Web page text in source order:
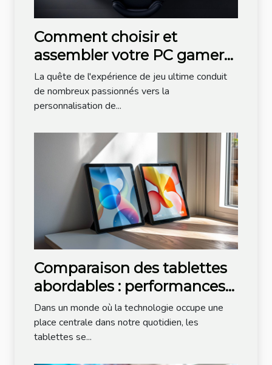
Comment choisir et
assembler votre PC gamer
personnalisé
La quête de l'expérience de jeu ultime conduit
de nombreux passionnés vers la
personnalisation de...
Comparaison des tablettes
abordables : performances
et fonctionnalités
Dans un monde où la technologie occupe une
place centrale dans notre quotidien, les
tablettes se...